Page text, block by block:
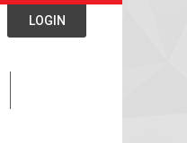
LOGIN